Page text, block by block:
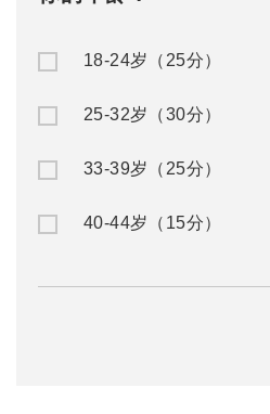
18-24岁（25分）
25-32岁（30分）
33-39岁（25分）
40-44岁（15分）